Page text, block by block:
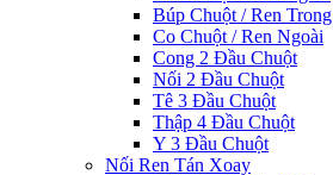
Búp Chuột / Ren Trong
Co Chuột / Ren Ngoài
Cong 2 Đầu Chuột
Nối 2 Đầu Chuột
Tê 3 Đầu Chuột
Thập 4 Đầu Chuột
Y 3 Đầu Chuột
Nối Ren Tán Xoay